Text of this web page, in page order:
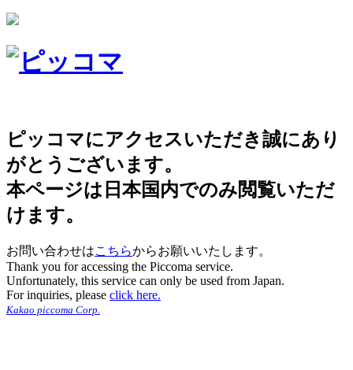
ピッコマにアクセスいただき誠にあり
がとうございます。
本ページは日本国内でのみ閲覧いただ
けます。
お問い合わせはこちらからお願いいたします。
Thank you for accessing the Piccoma service.
Unfortunately, this service can only be used from Japan.
For inquiries, please click here.
Kakao piccoma Corp.